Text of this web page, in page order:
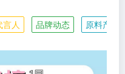
言人 品牌动态 原料产业